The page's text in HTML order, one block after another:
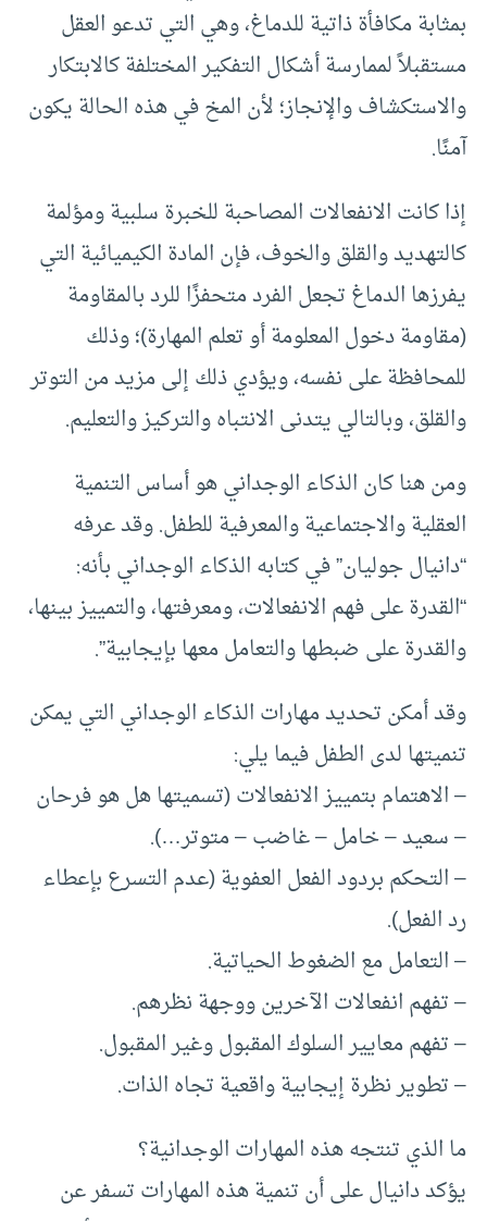
بمثابة مكافأة ذاتية للدماغ، وهي التي تدعو العقل
مستقبلاً لممارسة أشكال التفكير المختلفة كالابتكار
والاستكشاف والإنجاز؛ لأن المخ في هذه الحالة يكون
آمنًا.
إذا كانت الانفعالات المصاحبة للخبرة سلبية ومؤلمة
كالتهديد والقلق والخوف، فإن المادة الكيميائية التي
يفرزها الدماغ تجعل الفرد متحفزًا للرد بالمقاومة
(مقاومة دخول المعلومة أو تعلم المهارة)؛ وذلك
للمحافظة على نفسه، ويؤدي ذلك إلى مزيد من التوتر
والقلق، وبالتالي يتدنى الانتباه والتركيز والتعليم.
ومن هنا كان الذكاء الوجداني هو أساس التنمية
العقلية والاجتماعية والمعرفية للطفل. وقد عرفه
“دانيال جوليان” في كتابه الذكاء الوجداني بأنه:
“القدرة على فهم الانفعالات، ومعرفتها، والتمييز بينها،
والقدرة على ضبطها والتعامل معها بإيجابية”.
وقد أمكن تحديد مهارات الذكاء الوجداني التي يمكن
تنميتها لدى الطفل فيما يلي:
– الاهتمام بتمييز الانفعالات (تسميتها هل هو فرحان
– سعيد – خامل – غاضب – متوتر…).
– التحكم بردود الفعل العفوية (عدم التسرع بإعطاء
رد الفعل).
– التعامل مع الضغوط الحياتية.
– تفهم انفعالات الآخرين ووجهة نظرهم.
– تفهم معايير السلوك المقبول وغير المقبول.
– تطوير نظرة إيجابية واقعية تجاه الذات.
ما الذي تنتجه هذه المهارات الوجدانية؟
يؤكد دانيال على أن تنمية هذه المهارات تسفر عن